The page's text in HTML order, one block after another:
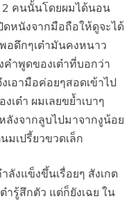
2 คนนั้นโดยผมได้นอน
ดหนังจากมือถือให้ดูจะได้
อดึกๆเต๋ามันคงหนาว
ำพูดของเต๋าที่บอกว่า
อามือค่อยๆสอดเข้าไป
เต๋า ผมเลยขย้ำเบาๆ
ลังจากลูบไปมาจากงูน้อย
มเปรี้ยวขวดเล็ก
ลังแข็งขึ้นเรื่อยๆ สังเกต
ารู้สึกตัว แต่ก็ยังเฉย ใน